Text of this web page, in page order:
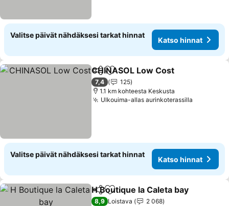
Valitse päivät nähdäksesi tarkat hinnat
Katso hinnat
Jaa Lisää suosikkeihin
CHINASOL Low Cost
7,4
125
1.1 km kohteesta Keskusta
Ulkouima-allas aurinkoterassilla
Valitse päivät nähdäksesi tarkat hinnat
Katso hinnat
Jaa Lisää suosikkeihin
H Boutique la Caleta bay
8,9 Loistava
2 068